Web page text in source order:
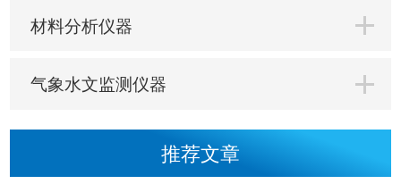
材料分析仪器
气象水文监测仪器
推荐文章